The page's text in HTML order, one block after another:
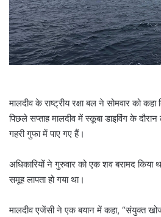
i
l
मालदीव के राष्ट्रीय रक्षा बल ने सोमवार को
पिछले सप्ताह मालदीव में स्कूबा डाइविंग के
गहरी गुफा में पाए गए हैं।
अधिकारियों ने गुरुवार को एक शव बरामद किया
समूह लापता हो गया था।
मालदीव एजेंसी ने एक बयान में कहा, “संयुक्त